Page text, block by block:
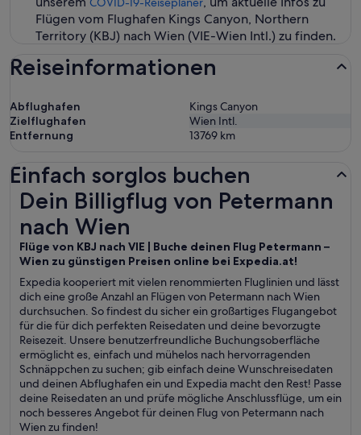
Flügen vom Flughafen Kings Canyon, Northern
Territory (KBJ) nach Wien (VIE-Wien Intl.) zu finden.
Reiseinformationen
Abflughafen
Kings Canyon
Zielflughafen
Wien Intl.
Entfernung
13769 km
Einfach sorglos buchen
Dein Billigflug von Petermann
nach Wien
Flüge von KBJ nach VIE | Buche deinen Flug Petermann –
Wien zu günstigen Preisen online bei Expedia.at!
Expedia kooperiert mit vielen renommierten Fluglinien und lässt
dich eine große Anzahl an Flügen von Petermann nach Wien
durchsuchen. So findest du sicher ein großartiges Flugangebot
für die für dich perfekten Reisedaten und deine bevorzugte
Reisezeit. Unsere benutzerfreundliche Buchungsoberfläche
ermöglicht es, einfach und mühelos nach hervorragenden
Schnäppchen zu suchen; gib einfach deine Wunschreisedaten
und deinen Abflughafen ein und Expedia macht den Rest! Passe
deine Reisedaten an und prüfe mögliche Anschlussflüge, um ein
noch besseres Angebot für deinen Flug von Petermann nach
Wien zu finden!
Dein Billigflug von Petermann nach Wien